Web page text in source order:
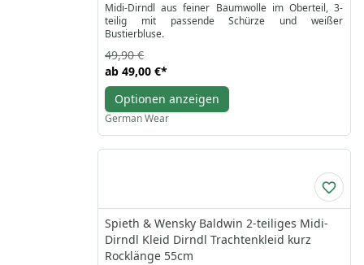
Midi-Dirndl aus feiner Baumwolle im Oberteil, 3-
teilig mit passende Schürze und weißer
Bustierbluse.
ab 49,00 €*
49,90 €
Optionen anzeigen
German Wear
Spieth & Wensky Baldwin 2-teiliges Midi-
Dirndl Kleid Dirndl Trachtenkleid kurz
Rocklänge 55cm